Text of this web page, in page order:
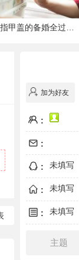
加为好友
:
:
: 未填写
: 未填写
: 未填写
主题